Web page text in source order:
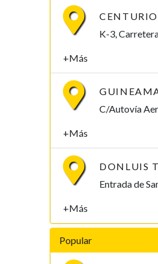
+Más
+Más
DONLUIS
+Más
Popular